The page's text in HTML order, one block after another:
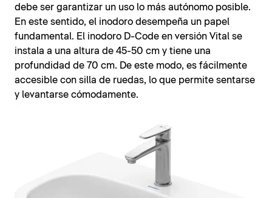
debe ser garantizar un uso lo más autónomo posible.
En este sentido, el inodoro desempeña un papel
fundamental. El inodoro D-Code en versión Vital se
instala a una altura de 45-50 cm y tiene una
profundidad de 70 cm. De este modo, es fácilmente
accesible con silla de ruedas, lo que permite sentarse
y levantarse cómodamente.